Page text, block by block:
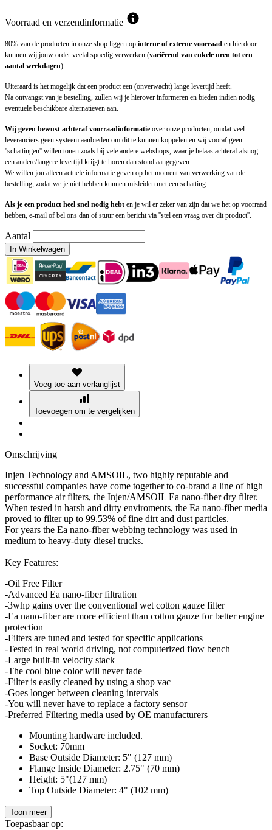
Voorraad en verzendinformatie
80% van de producten in onze shop liggen op interne of externe voorraad en hierdoor
kunnen wij jouw order veelal spoedig verwerken (variërend van enkele uren tot een
aantal werkdagen).
Uiteraard is het mogelijk dat een product een (onverwacht) lange levertijd heeft.
Na ontvangst van je bestelling, zullen wij je hierover informeren en bieden indien nodig
eventuele beschikbare alternatieven aan.
Wij geven bewust achteraf voorraadinformatie over onze producten, omdat veel
leveranciers geen systeem aanbieden om dit te kunnen koppelen en wij vooraf geen
''schattingen'' willen tonen zoals bij vele andere webshops, waar je helaas achteraf alsnog
een andere/langere levertijd krijgt te horen dan stond aangegeven.
We willen jou alleen actuele informatie geven op het moment van verwerking van de
bestelling, zodat we je niet hebben kunnen misleiden met een schatting.
Als je een product heel snel nodig hebt en je wil er zeker van zijn dat we het op voorraad
hebben, e-mail of bel ons dan of stuur een bericht via ''stel een vraag over dit product''.
Aantal
In Winkelwagen
Voeg toe aan verlanglijst
Toevoegen om te vergelijken
Omschrijving
Injen Technology and AMSOIL, two highly reputable and
successful companies have come together to co-brand a line of high
performance air filters, the Injen/AMSOIL Ea nano-fiber dry filter.
When tested in harsh and dirty enviroments, the Ea nano-fiber media
proved to filter up to 99.53% of fine dirt and dust particles.
For years the Ea nano-fiber webbing technology was used in
medium to heavy-duty diesel trucks.
Key Features:
-Oil Free Filter
-Advanced Ea nano-fiber filtration
-3whp gains over the conventional wet cotton gauze filter
-Ea nano-fiber are more efficient than cotton gauze for better engine
protection
-Filters are tuned and tested for specific applications
-Tested in real world driving, not computerized flow bench
-Large built-in velocity stack
-The cool blue color will never fade
-Filter is easily cleaned by using a shop vac
-Goes longer between cleaning intervals
-You will never have to replace a factory sensor
-Preferred Filtering media used by OE manufacturers
Mounting hardware included.
Socket: 70mm
Base Outside Diameter: 5" (127 mm)
Flange Inside Diameter: 2.75" (70 mm)
Height: 5"(127 mm)
Top Outside Diameter: 4" (102 mm)
Toon meer
Toepasbaar op: